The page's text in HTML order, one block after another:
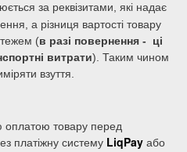
за реквізитами, які надає
а різниця вартості товару
(в разі повернення - ці
витрати). Таким чином
взуття.
оплатою товару перед
платіжну систему LiqPay або